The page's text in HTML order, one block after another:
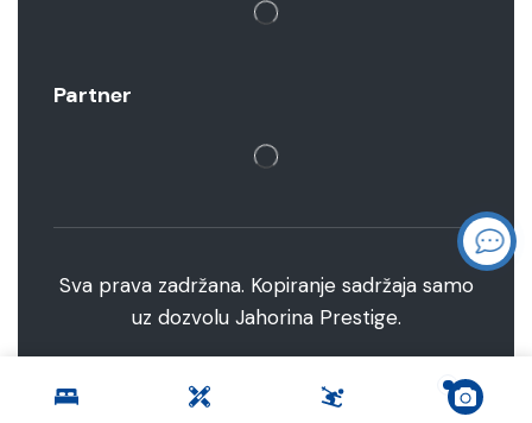
Partner
Sva prava zadržana. Kopiranje sadržaja samo
uz dozvolu Jahorina Prestige.